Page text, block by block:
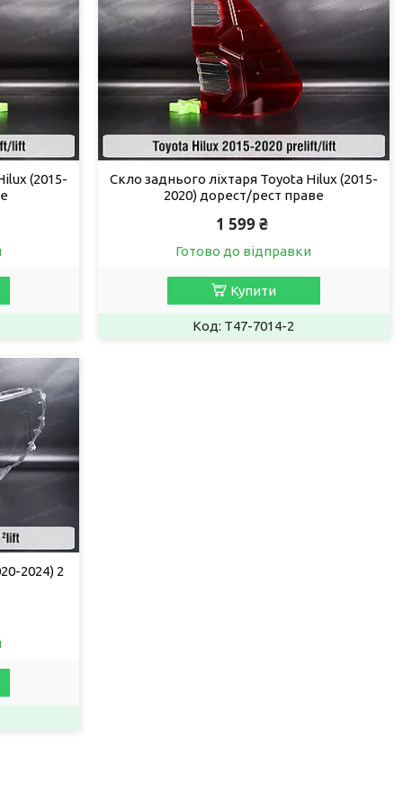
(2015-
Скло заднього ліхтаря Toyota Hilux (2015-
2020) дорест/рест праве
1 599 ₴
Готово до відправки
Купити
T47-7014-2
2024) 2